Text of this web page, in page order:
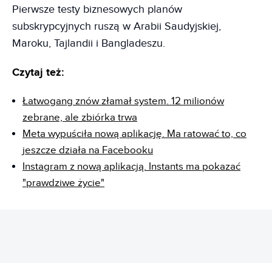
Pierwsze testy biznesowych planów
subskrypcyjnych ruszą w Arabii Saudyjskiej,
Maroku, Tajlandii i Bangladeszu.
Czytaj też:
Łatwogang znów złamał system. 12 milionów
zebrane, ale zbiórka trwa
Meta wypuściła nową aplikację. Ma ratować to, co
jeszcze działa na Facebooku
Instagram z nową aplikacją. Instants ma pokazać
"prawdziwe życie"